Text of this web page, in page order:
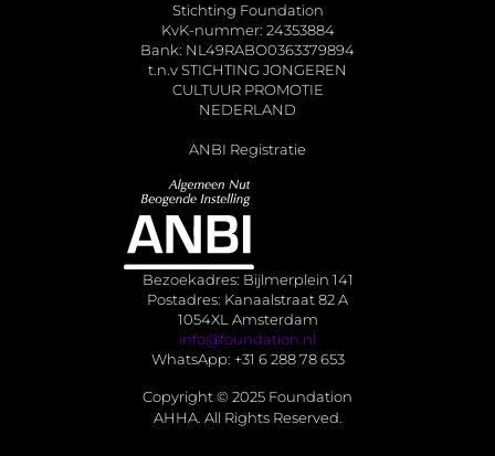
Stichting Foundation
KvK-nummer: 24353884
Bank: NL49RABO0363379894
t.n.v STICHTING JONGEREN
CULTUUR PROMOTIE
NEDERLAND
ANBI Registratie
Bezoekadres: Bijlmerplein 141
Postadres: Kanaalstraat 82 A
1054XL Amsterdam
info@foundation.nl
WhatsApp: +31 6 288 78 653
Copyright © 2025 Foundation
AHHA. All Rights Reserved.